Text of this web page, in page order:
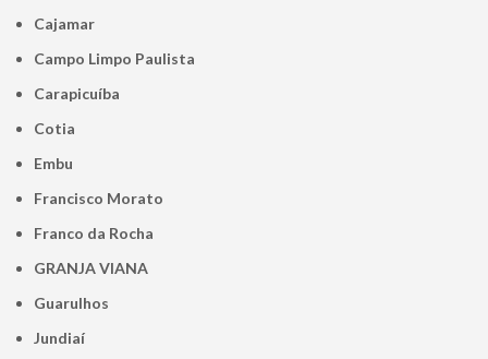
Cajamar
Campo Limpo Paulista
Carapicuíba
Cotia
Embu
Francisco Morato
Franco da Rocha
GRANJA VIANA
Guarulhos
Jundiaí